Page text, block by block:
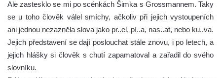
Ale zastesklo se mi po scénkách Šimka s Grossmannem. Taky
se u toho člověk válel smíchy, ačkoliv při jejich vystoupeních
ani jednou nezazněla slova jako pr..el, pí..a, nas..at, nebo ku..va.
Jejich představení se dají poslouchat stále znovu, i po letech, a
jejich hlášky si člověk s chutí zapamatoval a zařadil do svého
slovníku.